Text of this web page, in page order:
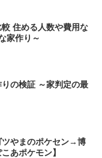
較 住める人数や費用な
家作り～
りの検証 ～家判定の最
ツやまのポケセン→博
あポケモン】